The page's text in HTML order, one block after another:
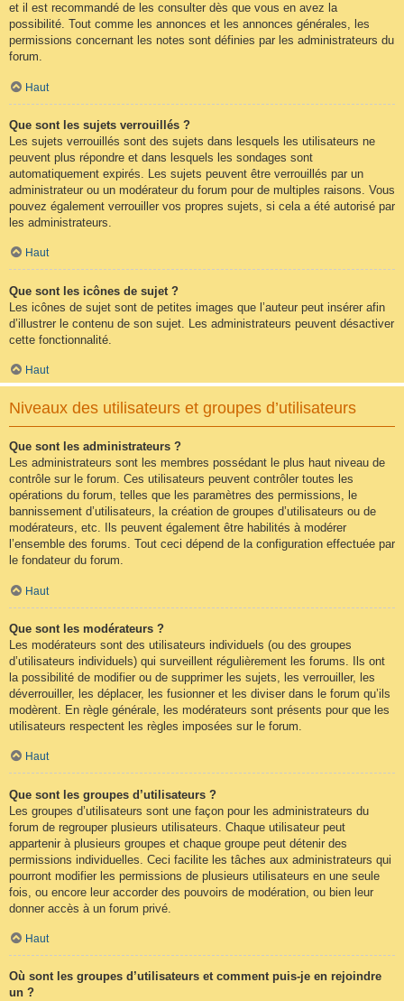
et il est recommandé de les consulter dès que vous en avez la
possibilité. Tout comme les annonces et les annonces générales, les
permissions concernant les notes sont définies par les administrateurs du
forum.
Haut
Que sont les sujets verrouillés ?
Les sujets verrouillés sont des sujets dans lesquels les utilisateurs ne
peuvent plus répondre et dans lesquels les sondages sont
automatiquement expirés. Les sujets peuvent être verrouillés par un
administrateur ou un modérateur du forum pour de multiples raisons. Vous
pouvez également verrouiller vos propres sujets, si cela a été autorisé par
les administrateurs.
Haut
Que sont les icônes de sujet ?
Les icônes de sujet sont de petites images que l’auteur peut insérer afin
d’illustrer le contenu de son sujet. Les administrateurs peuvent désactiver
cette fonctionnalité.
Haut
Niveaux des utilisateurs et groupes d’utilisateurs
Que sont les administrateurs ?
Les administrateurs sont les membres possédant le plus haut niveau de
contrôle sur le forum. Ces utilisateurs peuvent contrôler toutes les
opérations du forum, telles que les paramètres des permissions, le
bannissement d’utilisateurs, la création de groupes d’utilisateurs ou de
modérateurs, etc. Ils peuvent également être habilités à modérer
l’ensemble des forums. Tout ceci dépend de la configuration effectuée par
le fondateur du forum.
Haut
Que sont les modérateurs ?
Les modérateurs sont des utilisateurs individuels (ou des groupes
d’utilisateurs individuels) qui surveillent régulièrement les forums. Ils ont
la possibilité de modifier ou de supprimer les sujets, les verrouiller, les
déverrouiller, les déplacer, les fusionner et les diviser dans le forum qu’ils
modèrent. En règle générale, les modérateurs sont présents pour que les
utilisateurs respectent les règles imposées sur le forum.
Haut
Que sont les groupes d’utilisateurs ?
Les groupes d’utilisateurs sont une façon pour les administrateurs du
forum de regrouper plusieurs utilisateurs. Chaque utilisateur peut
appartenir à plusieurs groupes et chaque groupe peut détenir des
permissions individuelles. Ceci facilite les tâches aux administrateurs qui
pourront modifier les permissions de plusieurs utilisateurs en une seule
fois, ou encore leur accorder des pouvoirs de modération, ou bien leur
donner accès à un forum privé.
Haut
Où sont les groupes d’utilisateurs et comment puis-je en rejoindre
un ?